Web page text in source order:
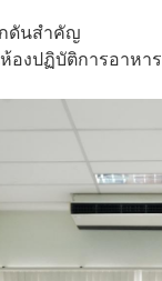
ดันสำคัญ
องปฏิบัติการอาหาร